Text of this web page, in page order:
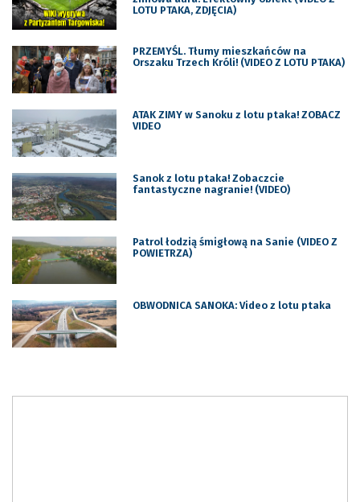
LOTU PTAKA, ZDJĘCIA)
PRZEMYŚL. Tłumy mieszkańców na
Orszaku Trzech Króli! (VIDEO Z LOTU PTAKA)
ATAK ZIMY w Sanoku z lotu ptaka! ZOBACZ
VIDEO
Sanok z lotu ptaka! Zobaczcie
fantastyczne nagranie! (VIDEO)
Patrol łodzią śmigłową na Sanie (VIDEO Z
POWIETRZA)
OBWODNICA SANOKA: Video z lotu ptaka